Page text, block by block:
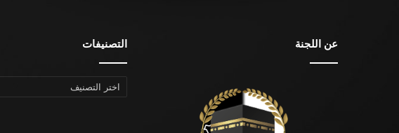
عن اللجنة التصنيفات
التصنيفات